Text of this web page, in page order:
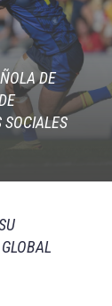
DE
SOCIALES